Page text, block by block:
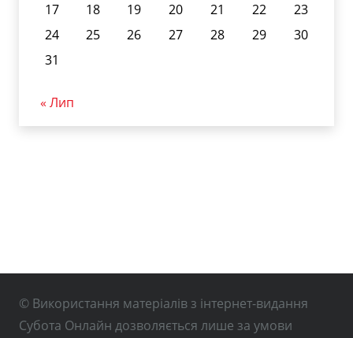
17
18 19 20 21 22
23
24
25 26 27 28 29
30
31
« Лип
© Використання матеріалів з інтернет-видання
Субота Онлайн дозволяється лише за умови